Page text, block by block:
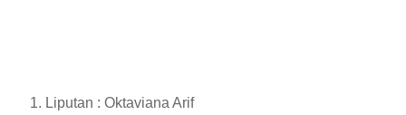
Liputan : Oktaviana Arif